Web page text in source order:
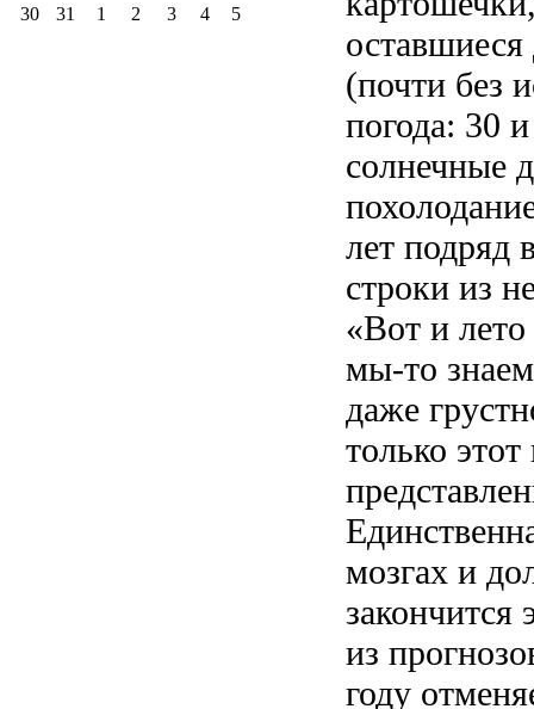
(почти без
погода: 30
солнечные
лет подряд
строки из
«Вот и
мы-то
даже
только
мозгах и
закончится
из
году
30
31 1 2 3 4 5